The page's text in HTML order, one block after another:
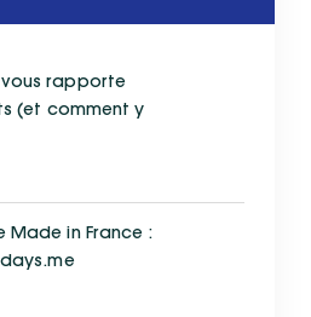
rapporte
(et comment y
Made in France :